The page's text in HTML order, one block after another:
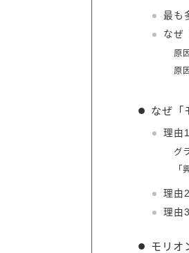
最も
なぜ
原
原
なぜ「
理由
グ
「
理由
理由
モリオ